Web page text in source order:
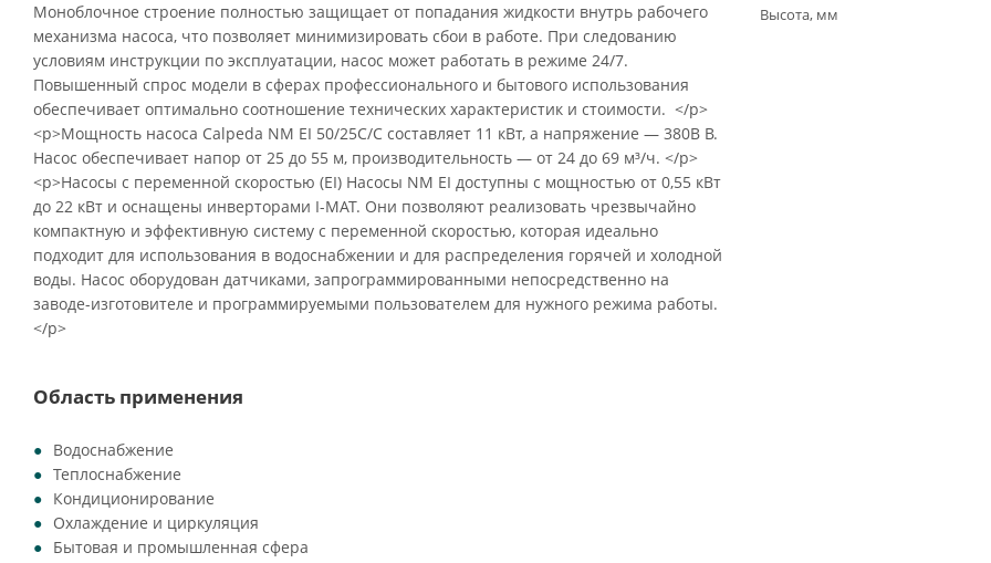
Моноблочное строение полностью защищает от попадания жидкости внутрь рабочего
механизма насоса, что позволяет минимизировать сбои в работе. При следованию
условиям инструкции по эксплуатации, насос может работать в режиме 24/7.
Повышенный спрос модели в сферах профессионального и бытового использования
обеспечивает оптимально соотношение технических характеристик и стоимости. </p>
<p>Мощность насоса Calpeda NM EI 50/25C/C составляет 11 кВт, а напряжение — 380В В.
Насос обеспечивает напор от 25 до 55 м, производительность — от 24 до 69 м³/ч. </p>
<p>Насосы с переменной скоростью (EI) Насосы NM EI доступны с мощностью от 0,55 кВт
до 22 кВт и оснащены инверторами I-MAT. Они позволяют реализовать чрезвычайно
компактную и эффективную систему с переменной скоростью, которая идеально
подходит для использования в водоснабжении и для распределения горячей и холодной
воды. Насос оборудован датчиками, запрограммированными непосредственно на
заводе-изготовителе и программируемыми пользователем для нужного режима работы.
</p>
Область применения
Водоснабжение
Теплоснабжение
Кондиционирование
Охлаждение и циркуляция
Бытовая и промышленная сфера
Высота, мм